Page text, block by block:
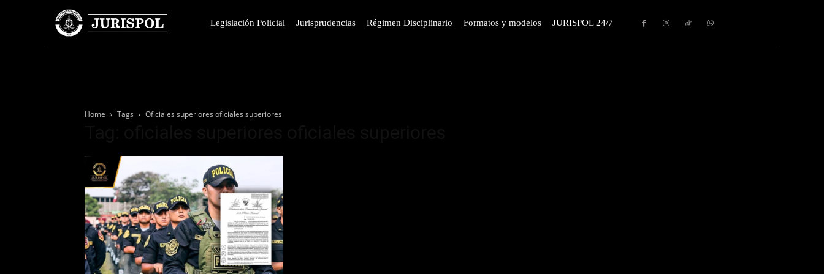
Legislación Policial Jurisprudencias Régimen Disciplinario Formatos y modelos JURISPOL 24/7
Home Tags Oficiales superiores oficiales superiores